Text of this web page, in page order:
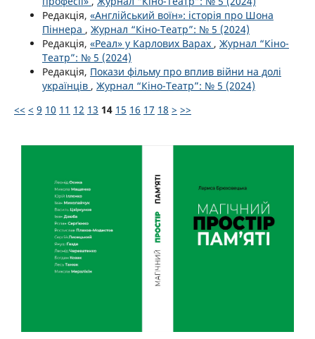
Редакція, «Англійський воїн»: історія про Шона
Піннера , Журнал “Кіно-Театр”: № 5 (2024)
Редакція, «Реал» у Карлових Варах , Журнал “Кіно-
Театр”: № 5 (2024)
Редакція, Покази фільму про вплив війни на долі
українців , Журнал “Кіно-Театр”: № 5 (2024)
<< < 9 10 11 12 13 14 15 16 17 18 > >>